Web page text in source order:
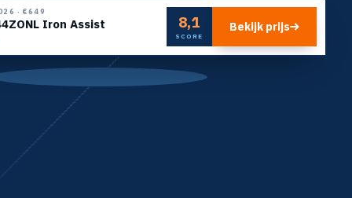
· €649
Iron Assist 8,1
SCORE
Bekijk prijs